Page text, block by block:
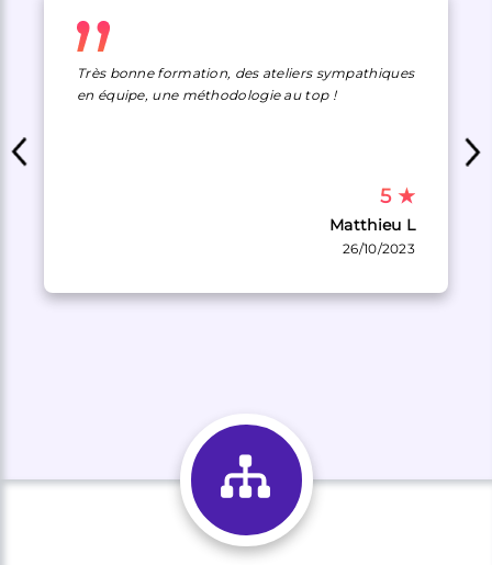
Très bonne formation, des ateliers sympathiques
en équipe, une méthodologie au top !
5 ★
Matthieu L
26/10/2023